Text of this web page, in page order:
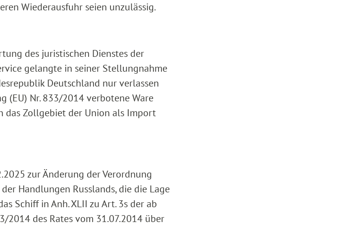
Wiederausfuhr seien unzulässig.
des juristischen Dienstes der
gelangte in seiner Stellungnahme
Deutschland nur verlassen
(EU) Nr. 833/2014 verbotene Ware
das Zollgebiet der Union als Import
zur Änderung der Verordnung
Handlungen Russlands, die die Lage
Schiff in Anh. XLII zu Art. 3s der ab
2014 des Rates vom 31.07.2014 über